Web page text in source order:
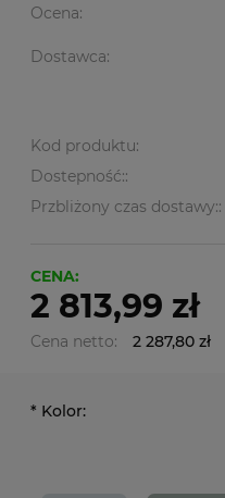
Ocena:
Dostawca:
Kod produktu:
Dostepność::
Przbliżony czas dostawy::
CENA:
2 813,99 zł
Cena netto: 2 287,80 zł
* Kolor: